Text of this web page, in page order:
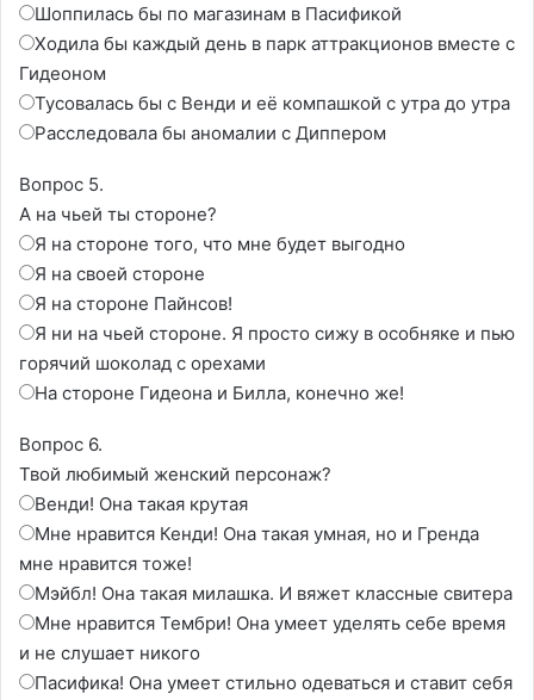
Шоппилась бы по магазинам в Пасификой
Ходила бы каждый день в парк аттракционов вместе с
Гидеоном
Тусовалась бы с Венди и её компашкой с утра до утра
Расследовала бы аномалии с Диппером
Вопрос 5.
А на чьей ты стороне?
Я на стороне того, что мне будет выгодно
Я на своей стороне
Я на стороне Пайнсов!
Я ни на чьей стороне. Я просто сижу в особняке и пью
горячий шоколад с орехами
На стороне Гидеона и Билла, конечно же!
Вопрос 6.
Твой любимый женский персонаж?
Венди! Она такая крутая
Мне нравится Кенди! Она такая умная, но и Гренда
мне нравится тоже!
Мэйбл! Она такая милашка. И вяжет классные свитера
Мне нравится Тембри! Она умеет уделять себе время
и не слушает никого
Пасифика! Она умеет стильно одеваться и ставит себя